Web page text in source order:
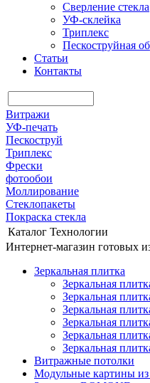
Сверление стекла
УФ-склейка
Триплекс
Пескоструйная
Статьи
Контакты
Витражи
УФ-печать
Пескоструй
Триплекс
Фрески
фотообои
Моллирование
Стеклопакеты
Покраска стекла
Каталог Технологии
Интернет-магазин готовых
Зеркальная плитка
Зеркальная
Зеркальная
Зеркальная
Зеркальная
Зеркальная
Зеркальная
Витражные потолки
Модульные картины из